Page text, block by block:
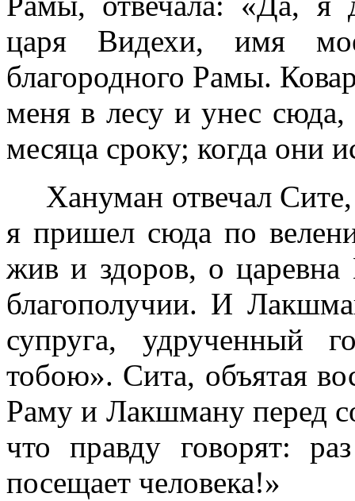
царя Видехи, имя
благородного Рамы.
меня в лесу и унес
месяца сроку; когда они
Хануман отвечал Сите,
я пришел сюда по
жив и здоров, о
благополучии. И
супруга, удрученный
тобою». Сита, объятая
Раму и Лакшману перед
что правду говорят:
посещает человека!»